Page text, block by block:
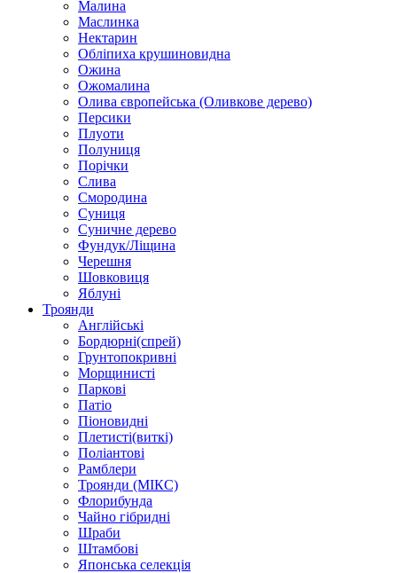
Малина
Маслинка
Нектарин
Обліпиха крушиновидна
Ожина
Ожомалина
Олива європейська (Оливкове дерево)
Персики
Плуоти
Полуниця
Порічки
Слива
Смородина
Суниця
Суничне дерево
Фундук/Ліщина
Черешня
Шовковиця
Яблуні
Троянди
Англійські
Бордюрні(спрей)
Грунтопокривні
Морщинисті
Паркові
Патіо
Піоновидні
Плетисті(виткі)
Поліантові
Рамблери
Троянди (МІКС)
Флорибунда
Чайно гібридні
Шраби
Штамбові
Японська селекція